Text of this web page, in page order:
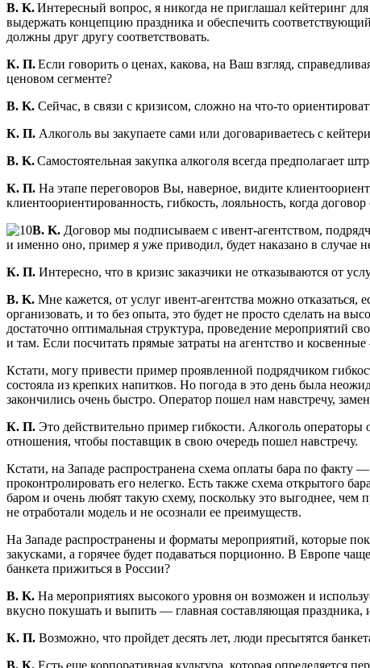
В. K.Интересный вопрос, я никогда не приглашал кейтеринг
выдержать концепцию праздника и обеспечить
должны друг другу соответствовать.
К. П.Если говорить о ценах, какова, на Ваш взгляд,
ценовом сегменте?
В. K. Сейчас, в связи с кризисом, сложно на что-то
К. П. Алкоголь вы закупаете сами или договариваетесь с
В. K.Самостоятельная закупка алкоголя всегда
К. П. На этапе переговоров Вы, наверное, видите
клиентоориентированность, гибкость, лояльность, когда
В. K. Договор мы подписываем с ивент-агентством,
и именно оно, пример я уже приводил, будет наказано в случае
К. П. Интересно, что в кризис заказчики не отказываются от
В. K. Мне кажется, от услуг ивент-агентства можно
организовать, и то без опыта, это будет не просто сделать на
достаточно оптимальная структура, проведение мероприятий
и там. Если посчитать прямые затраты на агентство и
Кстати, могу привести пример проявленной подрядчиком
состояла из крепких напитков. Но погода в это день была
закончились очень быстро. Оператор пошел нам навстречу,
К. П. Это действительно пример гибкости. Алкоголь
отношения, чтобы поставщик в свою очередь пошел навст­речу.
Кстати, на Западе распространена схема оплаты бара по факту
проконтролировать его нелегко. Есть также схема открытого
баром и очень любят такую схему, поскольку это выгоднее, чем
не отработали модель и не осознали ее преимуществ.
На Западе распространены и форматы мероприятий, которые
закусками, а горячее будет подаваться порционно. В Европе
банкета прижиться в России?
В. K. На мероприятиях высокого уровня он возможен и
вкусно покушать и выпить — главная составляющая праздника,
К. П. Возможно, что пройдет десять лет, люди пресытятся